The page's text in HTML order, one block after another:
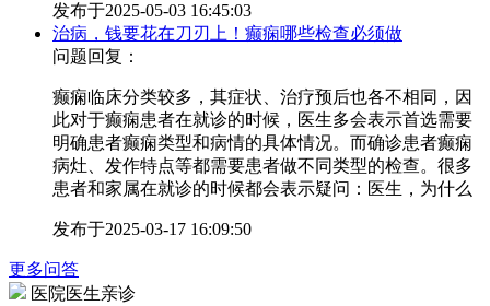
发布于2025-05-03 16:45:03
治病，钱要花在刀刃上！癫痫哪些检查必须做
问题回复：
癫痫临床分类较多，其症状、治疗预后也各不相同，因
此对于癫痫患者在就诊的时候，医生多会表示首选需要
明确患者癫痫类型和病情的具体情况。而确诊患者癫痫
病灶、发作特点等都需要患者做不同类型的检查。很多
患者和家属在就诊的时候都会表示疑问：医生，为什么
发布于2025-03-17 16:09:50
更多问答
医院医生亲诊